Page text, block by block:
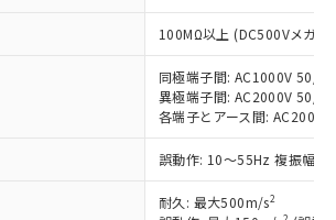
100MΩ以上 (DC500Vメガ)
同極端子間: AC1000V 50/
異極端子間: AC2000V 50/
各端子とアース間:
誤動作: 10～55Hz 複振幅
耐久: 最大500m/s2
況
み：EU RoHS指令（10物質）の
応した製品が提供可能な商品で
EU RoHS指令（10物質）の非含
た製品に切り替える予定のある
し：EU RoHS指令（10物質）の